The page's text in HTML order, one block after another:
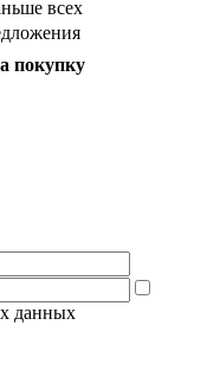
всех
покупку
данных